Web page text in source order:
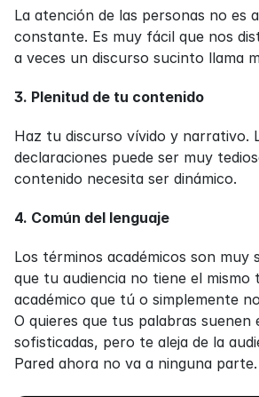
La atención de las personas no es
constante. Es muy fácil que nos
a veces un discurso sucinto llama
3. Plenitud de tu contenido
Haz tu discurso vívido y narrativo.
declaraciones puede ser muy
contenido necesita ser dinámico.
4. Común del lenguaje
Los términos académicos son muy
que tu audiencia no tiene el mismo
académico que tú o simplemente
O quieres que tus palabras suenen
sofisticadas, pero te aleja de la
Pared ahora no va a ninguna parte.